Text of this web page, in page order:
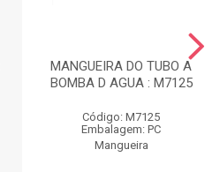
MANGUEIRA DO TUBO A
BOMBA D AGUA : M7125
Código: M7125
Embalagem: PC
Mangueira